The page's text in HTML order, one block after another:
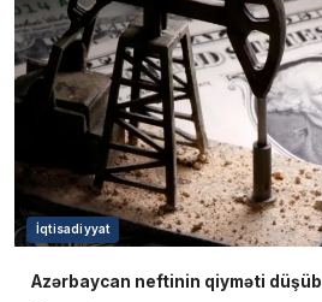
İqtisadiyyat
Azərbaycan neftinin qiyməti düşüb